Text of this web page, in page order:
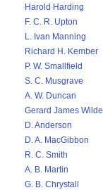
Harold Harding
F. C. R. Upton
L. Ivan Manning
Richard H. Kember
P. W. Smallfield
S. C. Musgrave
A. W. Duncan
Gerard James Wilde
D. Anderson
D. A. MacGibbon
R. C. Smith
A. B. Martin
G. B. Chrystall